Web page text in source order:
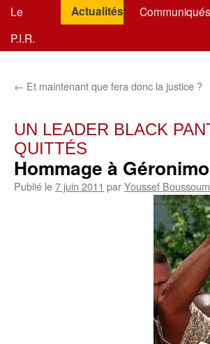
Aller
au
Le
P.I.R.
Actualités Communiqués
← Et maintenant que fera donc la justice ?
UN LEADER BLACK
QUITTÉS
Hommage à
Publié le7 juin 2011 parYoussef